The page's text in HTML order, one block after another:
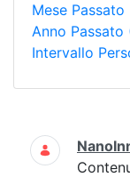
Mese Passato
Anno Passato
Intervallo
Ricerca